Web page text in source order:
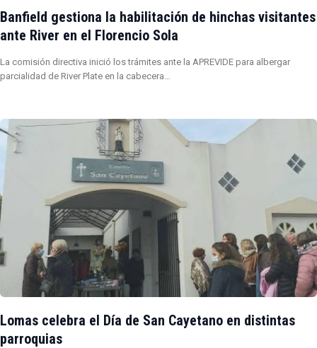
Banfield gestiona la habilitación de hinchas visitantes
ante River en el Florencio Sola
La comisión directiva inició los trámites ante la APREVIDE para albergar
parcialidad de River Plate en la cabecera…
Lomas celebra el Día de San Cayetano en distintas
parroquias